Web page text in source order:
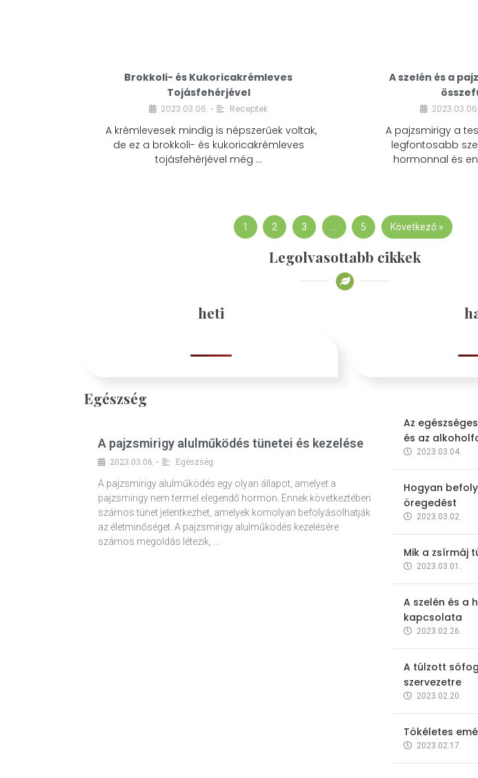
Brokkoli- és Kukoricakrémleves
Tojásfehérjével
2023.03.06. • Receptek
A krémlevesek mindig is népszerűek voltak,
de ez a brokkoli- és kukoricakrémleves
tojásfehérjével még …
A szelén és a
2023.03.06.
A pajzsmirigy a
legfontosabb
hormonnal és
1 2 3 5 Következő »
Legolvasottabb cikkek
heti
Egészség
A pajzsmirigy alulműködés tünetei és kezelése
2023.03.06. •
Egészség
A pajzsmirigy alulműködés egy olyan állapot, amelyet a
pajzsmirigy nem termel elegendő hormon. Ennek következtében
számos tünet jelentkezhet, amelyek komolyan befolyásolhatják
az életminőséget. A pajzsmirigy alulműködés kezelésére
számos megoldás létezik, …
Az
és az
2023.03.04.
Hogyan
öregedést
2023.03.02.
Mik a zsírmáj
2023.03.01.
A szelén és a
kapcsolata
2023.02.26.
A túlzott
szervezetre
2023.02.20.
Tökéletes
2023.02.17.